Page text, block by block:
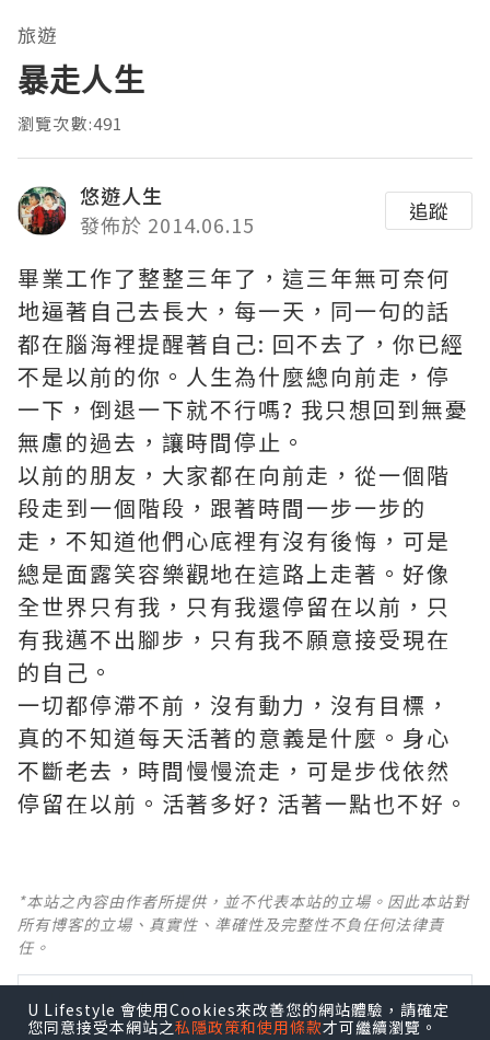
旅遊
暴走人生
瀏覽次數:491
悠遊人生
發佈於 2014.06.15
追蹤
畢業工作了整整三年了，這三年無可奈何
地逼著自己去長大，每一天，同一句的話
都在腦海裡提醒著自己: 回不去了，你已經
不是以前的你。人生為什麼總向前走，停
一下，倒退一下就不行嗎? 我只想回到無憂
無慮的過去，讓時間停止。
以前的朋友，大家都在向前走，從一個階
段走到一個階段，跟著時間一步一步的
走，不知道他們心底裡有沒有後悔，可是
總是面露笑容樂觀地在這路上走著。好像
全世界只有我，只有我還停留在以前，只
有我邁不出腳步，只有我不願意接受現在
的自己。
一切都停滯不前，沒有動力，沒有目標，
真的不知道每天活著的意義是什麼。身心
不斷老去，時間慢慢流走，可是步伐依然
停留在以前。活著多好? 活著一點也不好。
*本站之內容由作者所提供，並不代表本站的立場。因此本站對
所有博客的立場、真實性、準確性及完整性不負任何法律責
任。
【 U Creator 招募 】
出Post賺現金獎賞 l登記《社群創作有價企劃》
U Lifestyle 會使用Cookies來改善您的網站體驗，請確定
您同意接受本網站之私隱政策和使用條款才可繼續瀏覽。